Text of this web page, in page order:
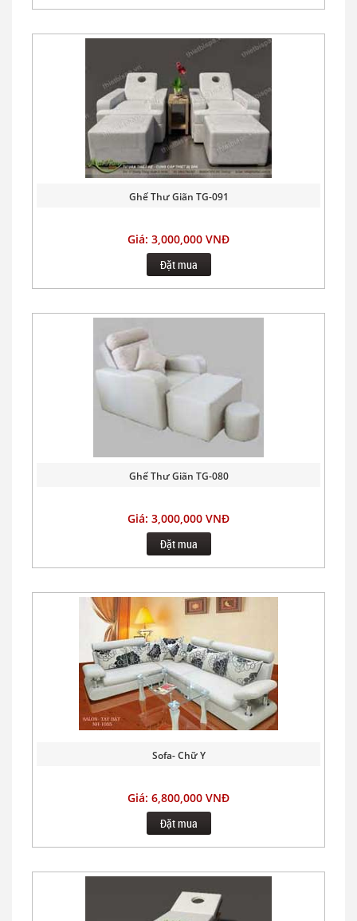
Ghế Thư Giãn TG-091
Giá: 3,000,000 VNĐ
Đặt mua
Ghế Thư Giãn TG-080
Giá: 3,000,000 VNĐ
Đặt mua
Sofa- Chữ Y
Giá: 6,800,000 VNĐ
Đặt mua